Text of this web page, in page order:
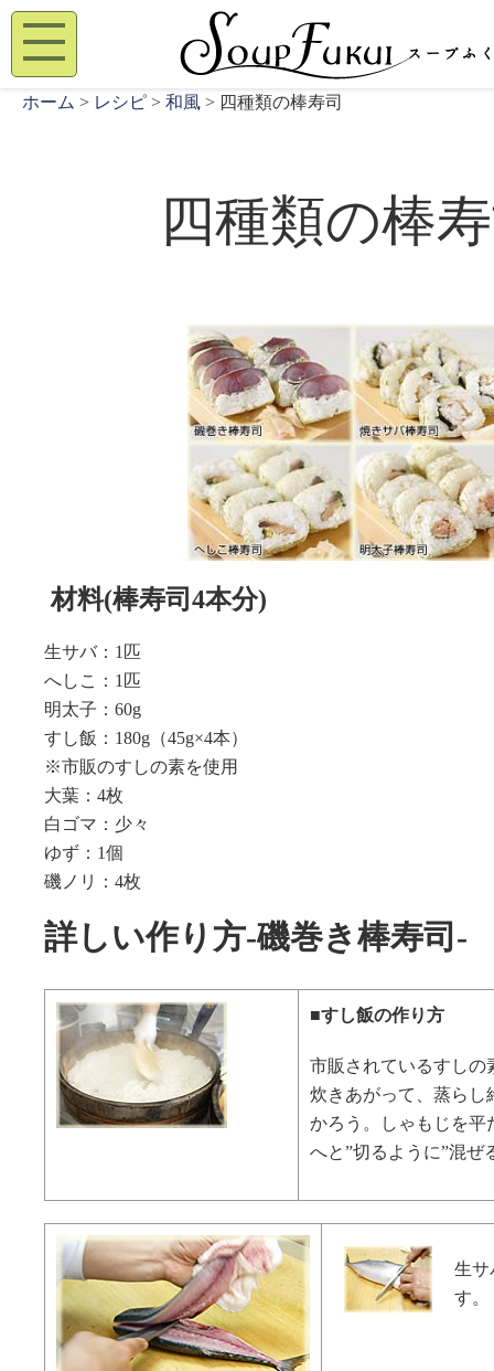
ホーム > レシピ > 和風 > 四種類の棒寿司
四種類の棒
材料(棒寿司4本分)
生サバ：1匹
へしこ：1匹
明太子：60g
すし飯：180g（45g×4本）
※市販のすしの素を使用
大葉：4枚
白ゴマ：少々
ゆず：1個
磯ノリ：4枚
詳しい作り方-磯巻き棒寿司-
■すし飯の作り方
市販されているすしの
炊きあがって、蒸らし
かろう。しゃもじを平
へと”切るように”混ぜ
生サ
す。